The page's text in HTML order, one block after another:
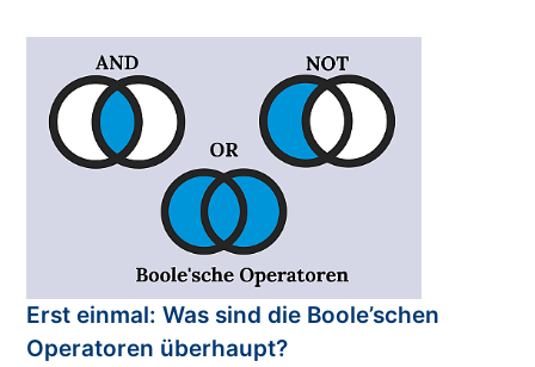
Erst einmal: Was sind die Boole’schen
Operatoren überhaupt?